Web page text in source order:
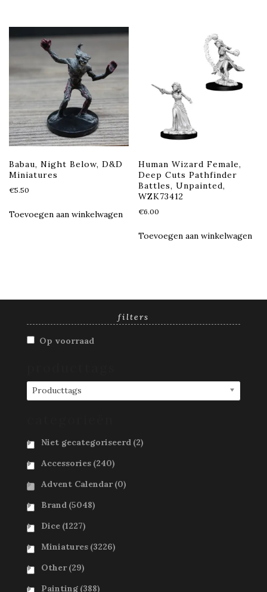
Babau, Night Below, D&D
Miniatures
€5.50
Toevoegen aan winkelwagen
Human Wizard Female,
Deep Cuts Pathfinder
Battles, Unpainted,
WZK73412
€6.00
Toevoegen aan winkelwagen
filters
Op voorraad
Producttags
Niet gecategoriseerd (2)
Accessories (240)
Advent Calendar (0)
Brand (5048)
Dice (1227)
Miniatures (3226)
Other (29)
Painting (388)